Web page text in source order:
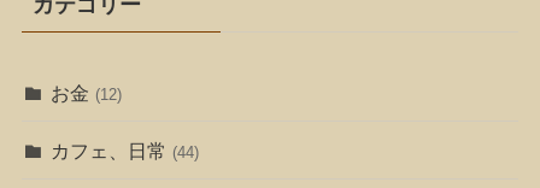
カテゴリー
お金 (12)
カフェ、日常 (44)